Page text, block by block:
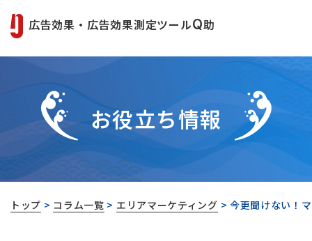
広告効果・広告効果測定ツールQ助
お役立ち情報
トップ > コラム一覧 > エリアマーケティング > 今更聞けない！